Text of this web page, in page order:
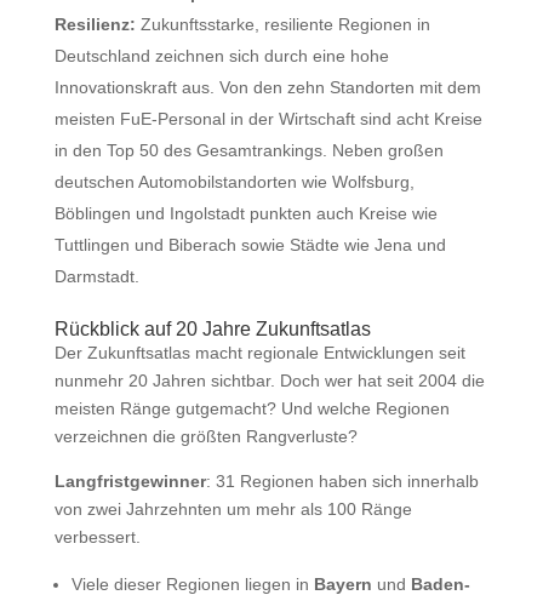
Resilienz: Zukunftsstarke, resiliente Regionen in
Deutschland zeichnen sich durch eine hohe
Innovationskraft aus. Von den zehn Standorten mit dem
meisten FuE-Personal in der Wirtschaft sind acht Kreise
in den Top 50 des Gesamtrankings. Neben großen
deutschen Automobilstandorten wie Wolfsburg,
Böblingen und Ingolstadt punkten auch Kreise wie
Tuttlingen und Biberach sowie Städte wie Jena und
Darmstadt.
Rückblick auf 20 Jahre Zukunftsatlas
Der Zukunftsatlas macht regionale Entwicklungen seit
nunmehr 20 Jahren sichtbar. Doch wer hat seit 2004 die
meisten Ränge gutgemacht? Und welche Regionen
verzeichnen die größten Rangverluste?
Langfristgewinner: 31 Regionen haben sich innerhalb
von zwei Jahrzehnten um mehr als 100 Ränge
verbessert.
Viele dieser Regionen liegen in Bayern und Baden-